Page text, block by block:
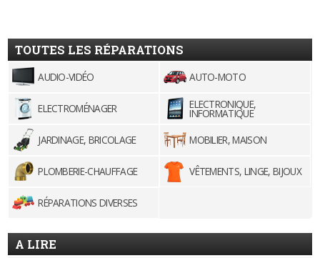
TOUTES LES RÉPARATIONS
AUDIO-VIDÉO AUTO-MOTO
ELECTROMÉNAGER ELECTRONIQUE,
INFORMATIQUE
JARDINAGE, BRICOLAGE
MOBILIER, MAISON
PLOMBERIE-CHAUFFAGE VÊTEMENTS, LINGE, BIJOUX
RÉPARATIONS DIVERSES
A LIRE